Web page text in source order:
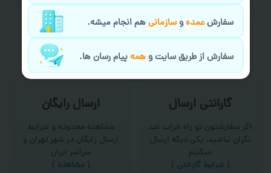
گارانتی ارسال
اگر سفارشتون تو راه خراب شد
نگران نباشید، یکی دیگه ارسال
میکنیم
( شرایط گارانتی )
ارسال رایگان
مشاهده محدوده و شرایط
ارسال رایگان در شهر تهران و
سراسر ایران
(مشاهده )
سفارشعمدهوسازمانیهم انجام میشه.
سفارش از طریق سایت وهمهپیام رسان ها.